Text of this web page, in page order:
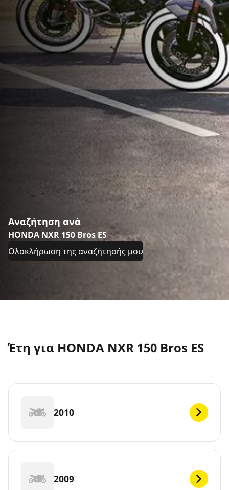
Αναζήτηση ανά
HONDA NXR 150 Bros ES
Ολοκλήρωση της αναζήτησής μου
Έτη για HONDA NXR 150 Bros ES
2010
2009